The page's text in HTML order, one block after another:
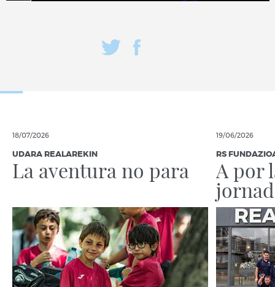
18/07/2026
UDARA REALAREKIN
La aventura no para
19/06/2026
RS
A por